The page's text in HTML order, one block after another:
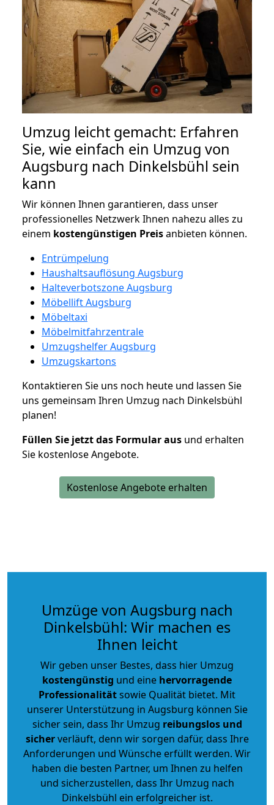
Umzug leicht gemacht: Erfahren
Sie, wie einfach ein Umzug von
Augsburg nach Dinkelsbühl sein
kann
Wir können Ihnen garantieren, dass unser
professionelles Netzwerk Ihnen nahezu alles zu
einem kostengünstigen Preisanbieten können.
Entrümpelung
Haushaltsauflösung Augsburg
Halteverbotszone Augsburg
Möbellift Augsburg
Möbeltaxi
Möbelmitfahrzentrale
Umzugshelfer Augsburg
Umzugskartons
Kontaktieren Sie uns noch heute und lassen Sie
uns gemeinsam Ihren Umzug nach Dinkelsbühl
planen!
Füllen Sie jetzt das Formular aus und erhalten
Sie kostenlose Angebote.
Kostenlose Angebote erhalten
Umzüge von Augsburg nach
Dinkelsbühl: Wir machen es
Ihnen leicht
Wir geben unser Bestes, dass hier Umzug
kostengünstig und eine hervorragende
Professionalitätsowie Qualität bietet. Mit
unserer Unterstützung in Augsburg können Sie
sicher sein, dass Ihr Umzug reibungslos und
sicherverläuft, denn wir sorgen dafür, dass Ihre
Anforderungen und Wünsche erfüllt werden. Wir
haben die besten Partner, um Ihnen zu helfen
und sicherzustellen, dass Ihr Umzug nach
Dinkelsbühl ein erfolgreicher ist.